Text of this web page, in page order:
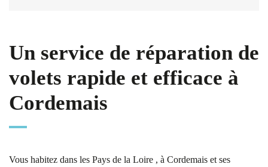
Un service de réparation de
volets rapide et efficace à
Cordemais
Vous habitez dans les Pays de la Loire , à Cordemais et ses